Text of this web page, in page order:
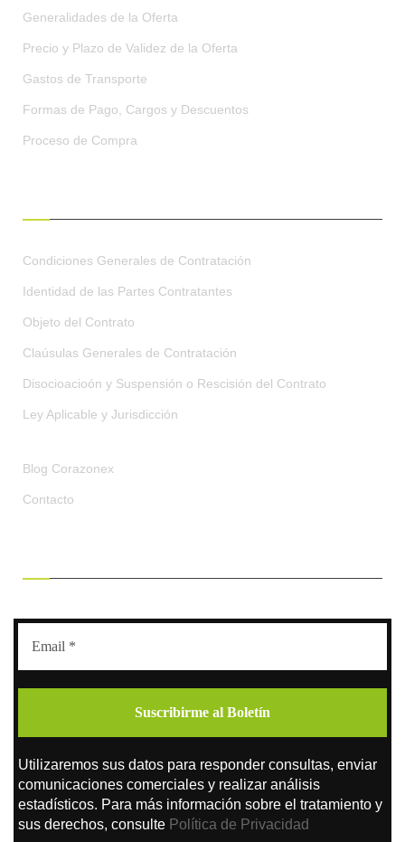
Generalidades de la Oferta
Precio y Plazo de Validez de la Oferta
Gastos de Transporte
Formas de Pago, Cargos y Descuentos
Proceso de Compra
Condiciones Generales de Contratación
Identidad de las Partes Contratantes
Objeto del Contrato
Claúsulas Generales de Contratación
Disocioacioón y Suspensión o Rescisión del Contrato
Ley Aplicable y Jurisdicción
Blog Corazonex
Contacto
Utilizaremos sus datos para responder consultas, enviar
comunicaciones comerciales y realizar análisis
estadísticos. Para más información sobre el tratamiento y
sus derechos, consulte Política de Privacidad